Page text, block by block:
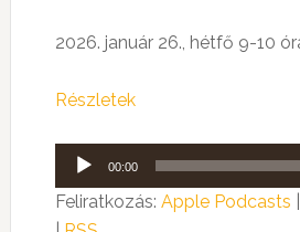
2026. január 26., hétfő 9-10
Részletek
Audió
lejátszó
00:00
Feliratkozás: Apple Podcasts